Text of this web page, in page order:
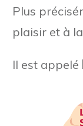
Plus
plaisir et à
Il est appelé